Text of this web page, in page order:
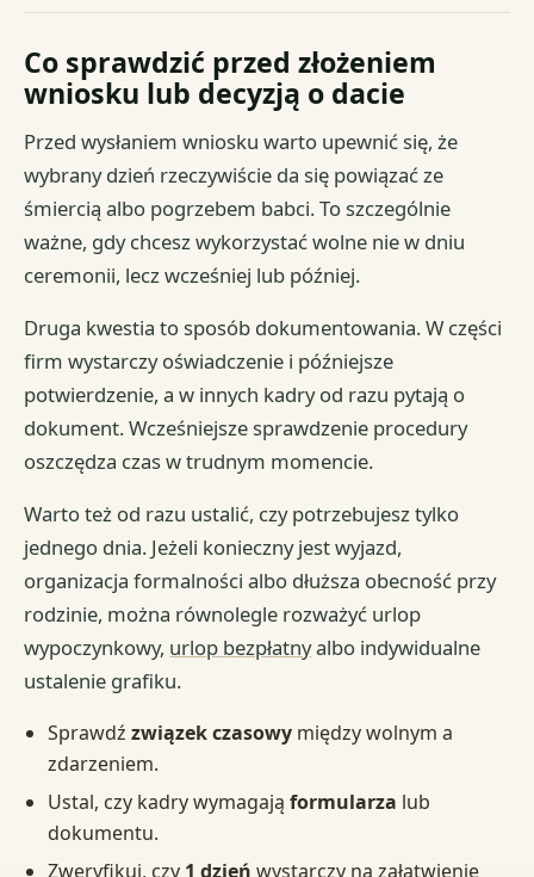
Co sprawdzić przed złożeniem
wniosku lub decyzją o dacie
Przed wysłaniem wniosku warto upewnić się, że
wybrany dzień rzeczywiście da się powiązać ze
śmiercią albo pogrzebem babci. To szczególnie
ważne, gdy chcesz wykorzystać wolne nie w dniu
ceremonii, lecz wcześniej lub później.
Druga kwestia to sposób dokumentowania. W części
firm wystarczy oświadczenie i późniejsze
potwierdzenie, a w innych kadry od razu pytają o
dokument. Wcześniejsze sprawdzenie procedury
oszczędza czas w trudnym momencie.
Warto też od razu ustalić, czy potrzebujesz tylko
jednego dnia. Jeżeli konieczny jest wyjazd,
organizacja formalności albo dłuższa obecność przy
rodzinie, można równolegle rozważyć urlop
wypoczynkowy, urlop bezpłatnyalbo indywidualne
ustalenie grafiku.
Sprawdź związek czasowymiędzy wolnym a
zdarzeniem.
Ustal, czy kadry wymagają formularza lub
dokumentu.
Zweryfikuj, czy 1 dzień wystarczy na załatwienie